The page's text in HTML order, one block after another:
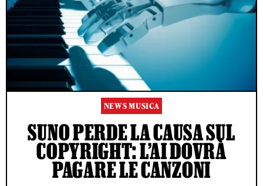
NEWS MUSICA
SUNO PERDE LA CAUSA SUL
COPYRIGHT: L’AI DOVRÀ
PAGARE LE CANZONI